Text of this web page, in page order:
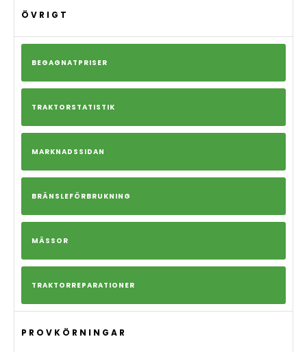
ÖVRIGT
BEGAGNATPRISER
TRAKTORSTATISTIK
MARKNADSSIDAN
BRÄNSLEFÖRBRUKNING
MÄSSOR
TRAKTORREPARATIONER
PROVKÖRNINGAR